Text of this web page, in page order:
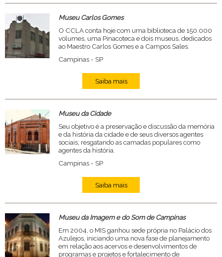
Museu Carlos Gomes
O CCLA conta hoje com uma biblioteca de 150.000
volumes, uma Pinacoteca e dois museus, dedicados
ao Maestro Carlos Gomes e a Campos Sales.
Campinas - SP
Saiba mais
Museu da Cidade
Seu objetivo é a preservação e discussão da memória
e da história da cidade e de seus diversos agentes
sociais, resgatando as camadas populares como
agentes da história.
Campinas - SP
Saiba mais
Museu da Imagem e do Som de Campinas
Em 2004, o MIS ganhou sede própria no Palácio dos
Azulejos, iniciando uma nova fase de planejamento
em relação aos acervos e desenvolvimentos de
programas e projetos e fortalecimento de